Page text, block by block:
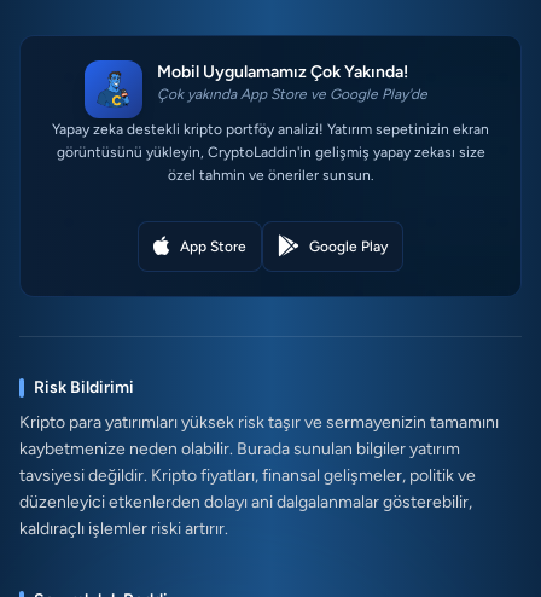
Mobil Uygulamamız Çok Yakında!
Çok yakında App Store ve Google Play'de
Yapay zeka destekli kripto portföy analizi! Yatırım sepetinizin ekran
görüntüsünü yükleyin, CryptoLaddin'in gelişmiş yapay zekası size
özel tahmin ve öneriler sunsun.
App Store Google Play
Risk Bildirimi
Kripto para yatırımları yüksek risk taşır ve sermayenizin tamamını
kaybetmenize neden olabilir. Burada sunulan bilgiler yatırım
tavsiyesi değildir. Kripto fiyatları, finansal gelişmeler, politik ve
düzenleyici etkenlerden dolayı ani dalgalanmalar gösterebilir,
kaldıraçlı işlemler riski artırır.